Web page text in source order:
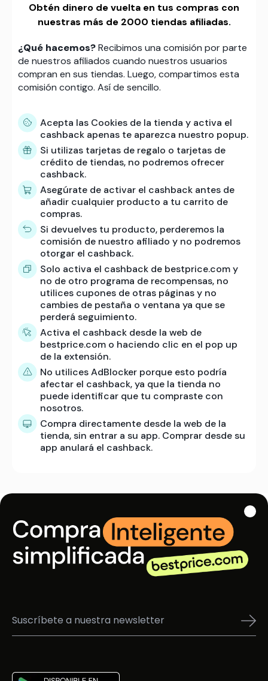
Obtén dinero de vuelta en tus compras con
nuestras más de 2000 tiendas afiliadas.
¿Qué hacemos?Recibimos una comisión por parte
de nuestros afiliados cuando nuestros usuarios
compran en sus tiendas. Luego, compartimos esta
comisión contigo. Así de sencillo.
Acepta las Cookies de la tienda y activa el
cashback apenas te aparezca nuestro popup.
Si utilizas tarjetas de regalo o tarjetas de
crédito de tiendas, no podremos ofrecer
cashback.
Asegúrate de activar el cashback antes de
añadir cualquier producto a tu carrito de
compras.
Si devuelves tu producto, perderemos la
comisión de nuestro afiliado y no podremos
otorgar el cashback.
Solo activa el cashback de bestprice.com y
no de otro programa de recompensas, no
utilices cupones de otras páginas y no
cambies de pestaña o ventana ya que se
perderá seguimiento.
Activa el cashback desde la web de
bestprice.com o haciendo clic en el pop up
de la extensión.
No utilices AdBlocker porque esto podría
afectar el cashback, ya que la tienda no
puede identificar que tu compraste con
nosotros.
Compra directamente desde la web de la
tienda, sin entrar a su app. Comprar desde su
app anulará el cashback.